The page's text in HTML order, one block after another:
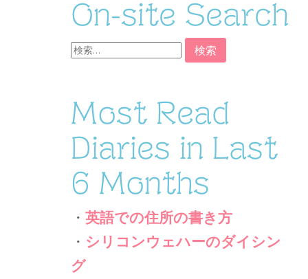
On-site Search
検
索:
Most Read
Diaries in Last
6 Months
・英語での住所の書き方
・ シリコンウェハーのダイシン
グ